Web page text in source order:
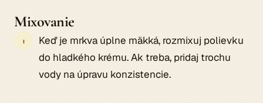
Mixovanie
Keď je mrkva úplne mäkká, rozmixuj polievku
do hladkého krému. Ak treba, pridaj trochu
vody na úpravu konzistencie.